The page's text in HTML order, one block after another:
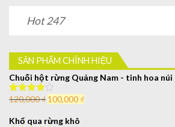
Hot 247
SẢN PHẨM CHÍNH HIỆU
Chuối hột rừng Quảng Nam - tinh hoa
Được xếp
5 sao
120,000₫ 100,000 ₫
Khổ qua rừng khô